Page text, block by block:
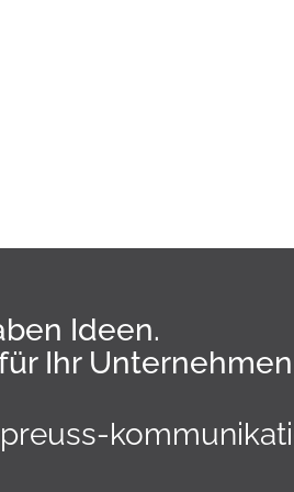
Ideen.
Ihr